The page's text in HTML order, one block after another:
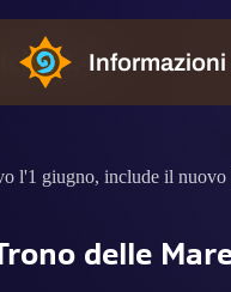
23.4
l'1 giugno, include il
delle